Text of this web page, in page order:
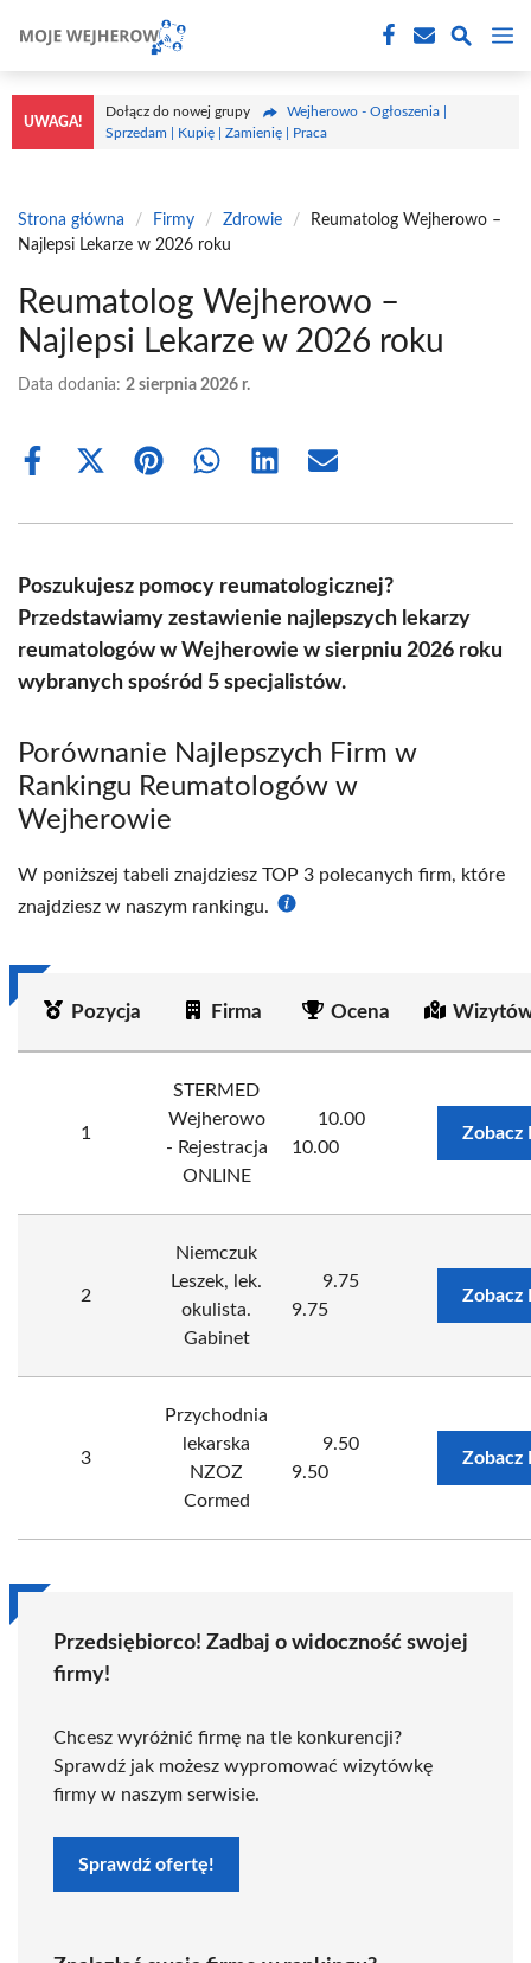
treści
UWAGA!
Dołącz do nowej grupy
Wejherowo - Ogłoszenia |
Sprzedam | Kupię | Zamienię | Praca
Strona główna / Firmy / Zdrowie /
Reumatolog Wejherowo –
Najlepsi Lekarze w 2026 roku
Reumatolog Wejherowo –
Najlepsi Lekarze w 2026 roku
Data dodania: 2 sierpnia 2026 r.
Share
Share
(Twitter)
Share Share Share Share
Poszukujesz pomocy reumatologicznej?
Przedstawiamy zestawienie najlepszych lekarzy
reumatologów w Wejherowie w sierpniu 2026 roku
wybranych spośród 5 specjalistów.
Porównanie Najlepszych Firm w
Rankingu Reumatologów w
Wejherowie
W poniższej tabeli znajdziesz TOP 3 polecanych firm, które
znajdziesz w naszym rankingu.
Pozycja Firma Ocena
1
STERMED
Wejherowo
- Rejestracja
ONLINE
10.00
10.00
Zobacz
2
Niemczuk
Leszek, lek.
okulista.
Gabinet
9.75
9.75
Zobacz
3
Przychodnia
lekarska
NZOZ
Cormed
9.50
9.50
Zobacz
Przedsiębiorco! Zadbaj o widoczność swojej
firmy!
Chcesz wyróżnić firmę na tle konkurencji?
Sprawdź jak możesz wypromować wizytówkę
firmy w naszym serwisie.
Sprawdź ofertę!